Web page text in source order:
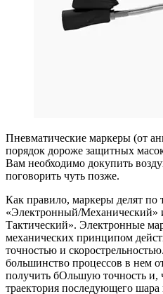
Пневматические маркеры (от
порядок дороже защитных
Вам необходимо докупить
поговорить чуть позже.
Как правило, маркеры делят по
«Электронный/
Тактический». Электронные
механических принципом
точностью и
большинство процессов в нем
получить бОльшую точность и,
траектория последующего шара